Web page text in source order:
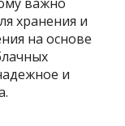
хранения и
на основе
и